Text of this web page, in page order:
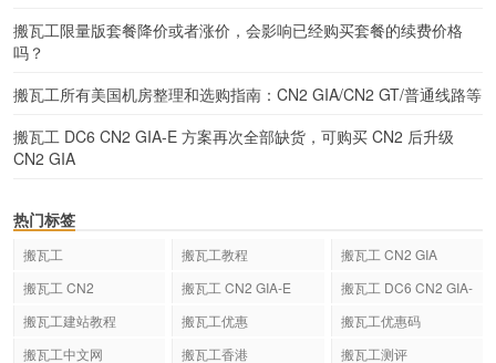
搬瓦工限量版套餐降价或者涨价，会影响已经购买套餐的续费价格
吗？
搬瓦工所有美国机房整理和选购指南：CN2 GIA/CN2 GT/普通线路等
搬瓦工 DC6 CN2 GIA-E 方案再次全部缺货，可购买 CN2 后升级
CN2 GIA
热门标签
搬瓦工 搬瓦工教程
搬瓦工 CN2 GIA
搬瓦工 CN2
搬瓦工 CN2 GIA-E
搬瓦工 DC6 CN2 GIA-
搬瓦工建站教程 搬瓦工优惠
搬瓦工优惠码
搬瓦工中文网
搬瓦工香港
搬瓦工测评